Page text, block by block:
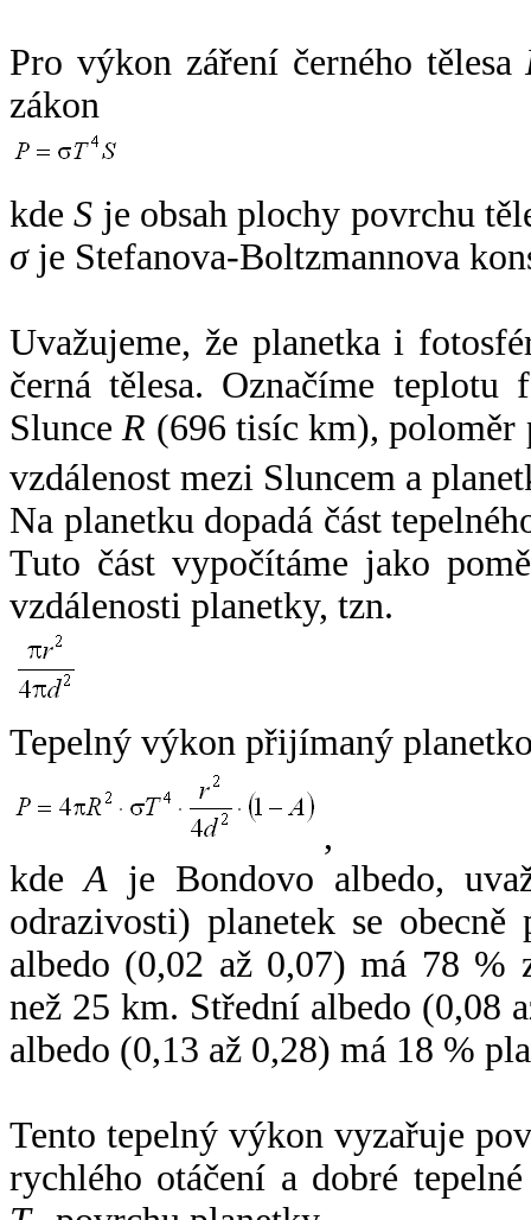
Pro výkon záření černého tělesa
zákon
kdeS je obsah plochy povrchu
σje Stefanova-Boltzmannova
Uvažujeme, že planetka i
černá tělesa. Označíme
SlunceR (696 tisíc km),
vzdálenost mezi Sluncem a
Na planetku dopadá část
Tuto část vypočítáme jako
vzdálenosti planetky, tzn.
Tepelný výkon přijímaný
,
kdeA je Bondovo albedo,
odrazivosti) planetek se
albedo (0,02 až 0,07) má 78 %
než 25 km. Střední albedo (0,08
albedo (0,13 až 0,28) má 18 %
Tento tepelný výkon vyzařuje
rychlého otáčení a dobré